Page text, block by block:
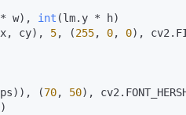
* w), int (lm. y * h)
cy), 5, (255, 0, 0), cv2.
(70, 50), cv2.
)
快速部署 Dify，高效搭建 AI 应用
在企业官网、通讯软件中为客户提供 AI 客服